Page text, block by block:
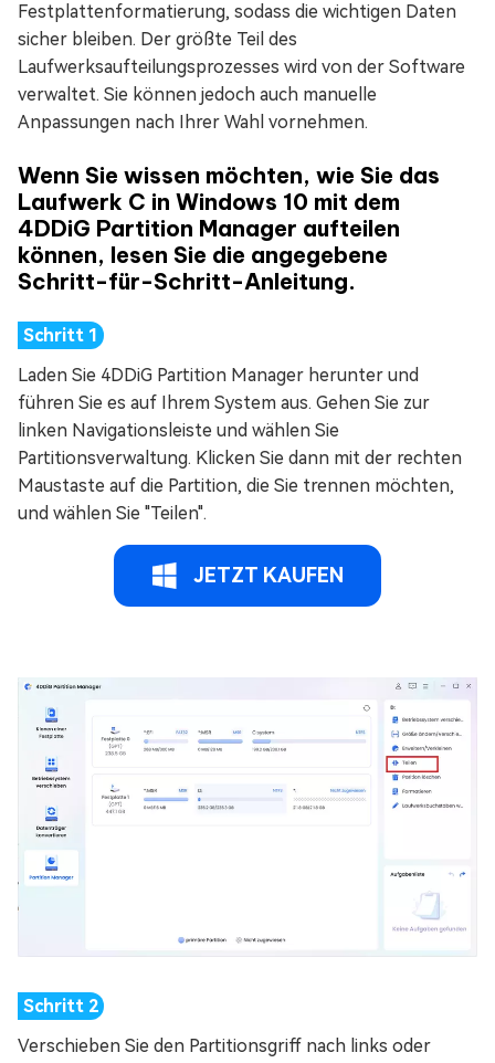
Festplattenformatierung, sodass die wichtigen Daten
sicher bleiben. Der größte Teil des
Laufwerksaufteilungsprozesses wird von der Software
verwaltet. Sie können jedoch auch manuelle
Anpassungen nach Ihrer Wahl vornehmen.
Wenn Sie wissen möchten, wie Sie das
Laufwerk C in Windows 10 mit dem
4DDiG Partition Manager aufteilen
können, lesen Sie die angegebene
Schritt-für-Schritt-Anleitung.
Laden Sie 4DDiG Partition Manager herunter und
führen Sie es auf Ihrem System aus. Gehen Sie zur
linken Navigationsleiste und wählen Sie
Partitionsverwaltung. Klicken Sie dann mit der rechten
Maustaste auf die Partition, die Sie trennen möchten,
und wählen Sie "Teilen".
JETZT KAUFEN
Verschieben Sie den Partitionsgriff nach links oder